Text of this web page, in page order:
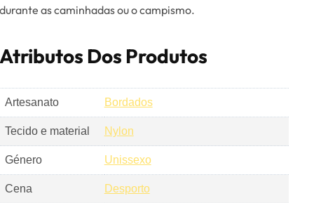
durante as caminhadas ou o campismo.
Atributos Dos Produtos
Artesanato Bordados
Tecido e material Nylon
Género Unissexo
Cena Desporto